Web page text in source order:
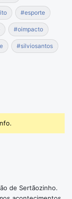
#esporte
#oimpacto
#silviosantos
de Sertãozinho.